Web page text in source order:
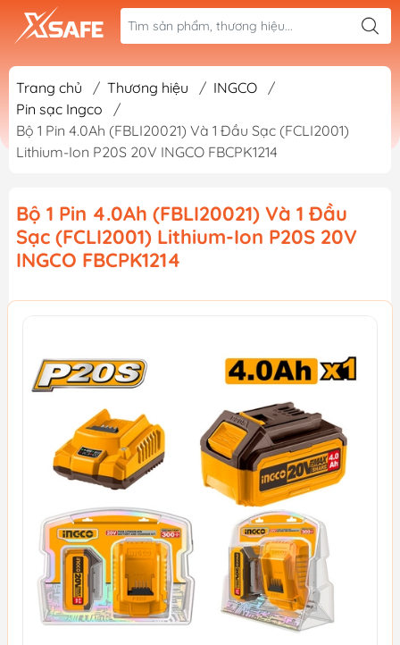
Trang chủ / Thương hiệu / INGCO
/
Pin sạc Ingco
/
Bộ 1 Pin 4.0Ah (FBLI20021) Và 1 Đầu Sạc (FCLI2001)
Lithium-Ion P20S 20V INGCO FBCPK1214
Bộ 1 Pin 4.0Ah (FBLI20021) Và 1 Đầu
Sạc (FCLI2001) Lithium-Ion P20S 20V
INGCO FBCPK1214